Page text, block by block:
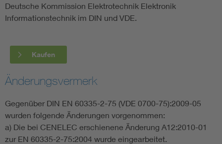
Deutsche Kommission Elektrotechnik Elektronik
Informationstechnik im DIN und VDE.
Kaufen
Änderungsvermerk
Gegenüber DIN EN 60335-2-75 (VDE 0700-75):2009-05
wurden folgende Änderungen vorgenommen:
a) Die bei CENELEC erschienene Änderung A12:2010-01
zur EN 60335-2-75:2004 wurde eingearbeitet.